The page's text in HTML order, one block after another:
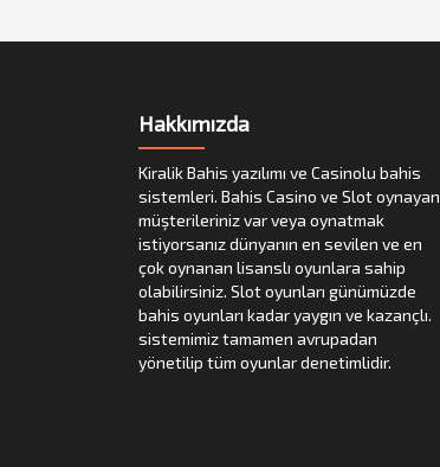
Hakkımızda
Kiralik Bahis yazılımı ve Casinolu bahis
sistemleri. Bahis Casino ve Slot oynayan
müşterileriniz var veya oynatmak
istiyorsanız dünyanın en sevilen ve en
çok oynanan lisanslı oyunlara sahip
olabilirsiniz. Slot oyunları günümüzde
bahis oyunları kadar yaygın ve kazançlı.
sistemimiz tamamen avrupadan
yönetilip tüm oyunlar denetimlidir.